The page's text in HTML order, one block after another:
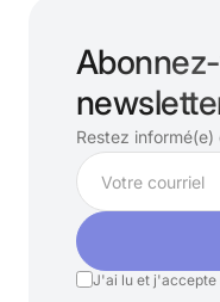
Restez
J'ai lu et j'accepte